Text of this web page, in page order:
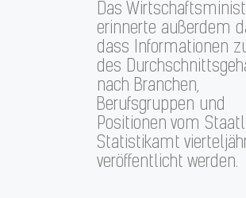
Das
erinnerte außerdem
dass Informationen
des
nach Branchen,
Berufsgruppen und
Positionen vom
Statistikamt
veröffentlicht werden.